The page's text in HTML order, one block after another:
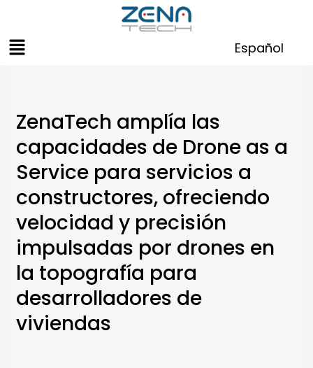
content
Menu Español
ZenaTech amplía las
capacidades de Drone as a
Service para servicios a
constructores, ofreciendo
velocidad y precisión
impulsadas por drones en
la topografía para
desarrolladores de
viviendas